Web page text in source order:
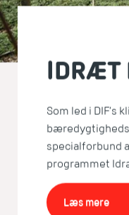
IDRÆT
Som led i DIF’s
specialforbund
programmet
Læs mere